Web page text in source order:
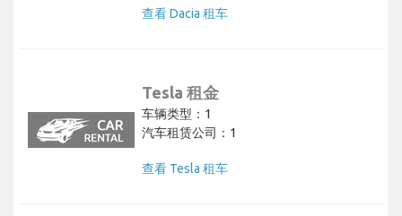
查看 Dacia 租车
Tesla 租金
车辆类型：1
汽车租赁公司：1
查看 Tesla 租车